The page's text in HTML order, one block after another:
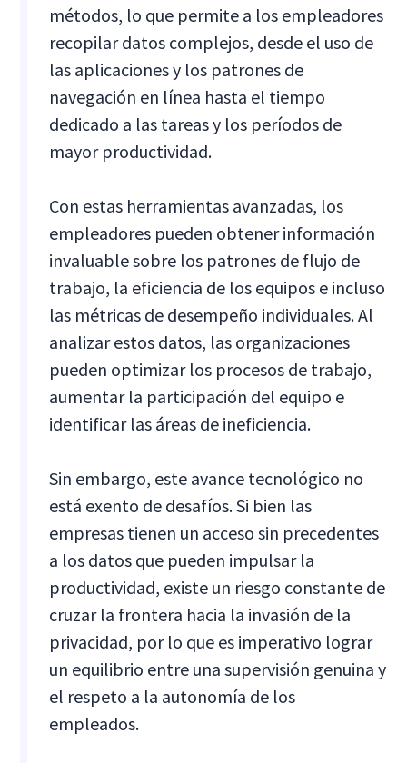
métodos, lo que permite a los empleadores
recopilar datos complejos, desde el uso de
las aplicaciones y los patrones de
navegación en línea hasta el tiempo
dedicado a las tareas y los períodos de
mayor productividad.
Con estas herramientas avanzadas, los
empleadores pueden obtener información
invaluable sobre los patrones de flujo de
trabajo, la eficiencia de los equipos e incluso
las métricas de desempeño individuales. Al
analizar estos datos, las organizaciones
pueden optimizar los procesos de trabajo,
aumentar la participación del equipo e
identificar las áreas de ineficiencia.
Sin embargo, este avance tecnológico no
está exento de desafíos. Si bien las
empresas tienen un acceso sin precedentes
a los datos que pueden impulsar la
productividad, existe un riesgo constante de
cruzar la frontera hacia la invasión de la
privacidad, por lo que es imperativo lograr
un equilibrio entre una supervisión genuina y
el respeto a la autonomía de los
empleados.